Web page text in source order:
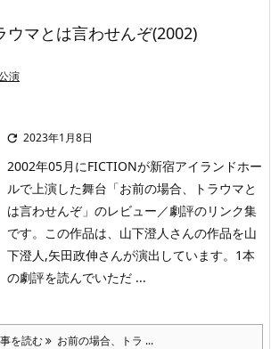
ウマとは言わせんぞ(2002)
演
 2023年1月8日
2002年05月にFICTIONが新宿アイランドホー
ルで上演した舞台「お前の場合、トラウマと
は言わせんぞ」のレビュー／劇評のリンク集
です。この作品は、山下澄人さんの作品を山
下澄人,矢田政伸さんが演出しています。1本
の劇評を読んでいただ ...
を読む お前の場合、トラ ...